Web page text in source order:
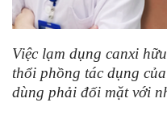
Việc lạm dụng canxi
thổi phồng tác dụng
dùng phải đối mặt với